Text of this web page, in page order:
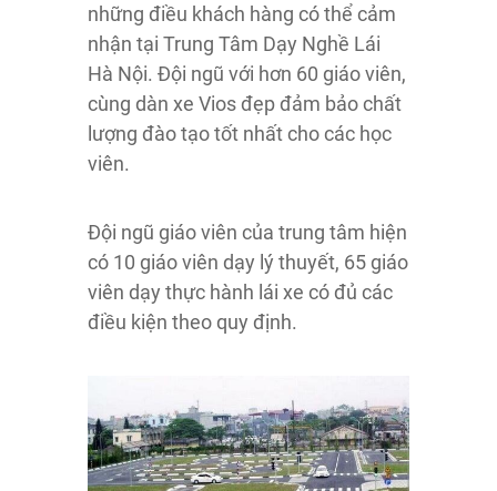
những điều khách hàng có thể cảm
nhận tại Trung Tâm Dạy Nghề Lái
Hà Nội. Đội ngũ với hơn 60 giáo viên,
cùng dàn xe Vios đẹp đảm bảo chất
lượng đào tạo tốt nhất cho các học
viên.
Đội ngũ giáo viên của trung tâm hiện
có 10 giáo viên dạy lý thuyết, 65 giáo
viên dạy thực hành lái xe có đủ các
điều kiện theo quy định.